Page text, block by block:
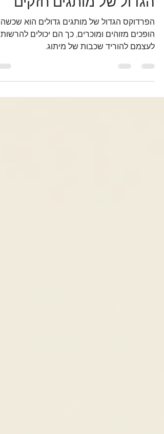
מותג ללא מיתוג |
הגדול של מותגים חזקים
הופכים מזוהים ומוכרים, כך הם יכולים להרשות
לעצמם להוריד שכבות של מיתוג.